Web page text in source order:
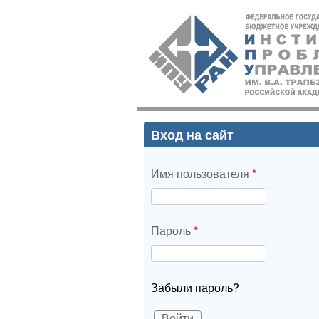
ИПУ
РАН
Вход на сайт
Имя пользователя *
Пароль*
Забыли пароль?